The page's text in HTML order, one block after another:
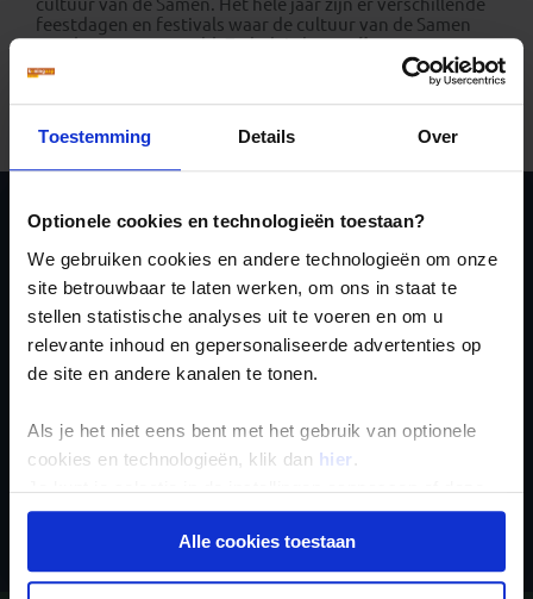
Toestemming Details Over
Optionele cookies en technologieën toestaan?
We gebruiken cookies en andere technologieën om onze
site betrouwbaar te laten werken, om ons in staat te
stellen statistische analyses uit te voeren en om u
relevante inhoud en gepersonaliseerde advertenties op
de site en andere kanalen te tonen.
Als je het niet eens bent met het gebruik van optionele
cookies en technologieën, klik dan hier .
Je kunt je selectie in de instellingen aanpassen of deze
onder aan de pagina op elk gewenst moment voor de
toekomst wijzigen.Alle cookies toestaan
cultuur van de Samen. Het hele jaar zijn er verschillende
feestdagen en festivals waar de cultuur van de Samen
wordt tentoongesteld. Zo heb je hetIndigenous
Peoples’ Film Festival
Skábmagovat), of het
muziekfestival
in augustus. Inari, Enontekiö
en Utsjoki zijn de beste plaatsen in Finland om kennis te
maken met de hedendaagse kleurrijke Samen bevolking.
Ja, ik meld me aan
voor de wekelijkse
nieuwsbrief
Inschrijven